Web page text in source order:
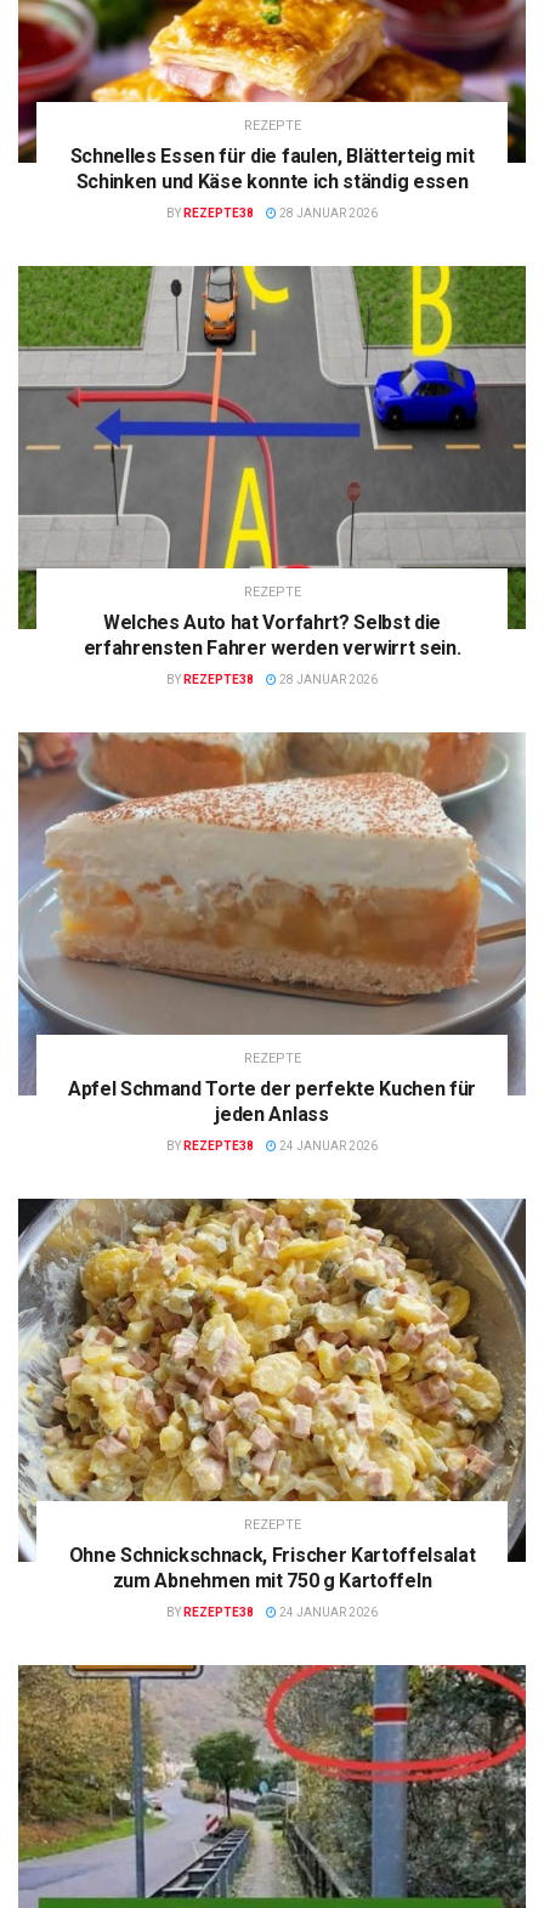
REZEPTE
Schnelles Essen für die faulen, Blätterteig mit
Schinken und Käse konnte ich ständig essen
BY REZEPTE38 28 JANUAR 2026
REZEPTE
Welches Auto hat Vorfahrt? Selbst die
erfahrensten Fahrer werden verwirrt sein.
BY REZEPTE38 28 JANUAR 2026
REZEPTE
Apfel Schmand Torte der perfekte Kuchen für
jeden Anlass
BY REZEPTE38 24 JANUAR 2026
REZEPTE
Ohne Schnickschnack, Frischer Kartoffelsalat
zum Abnehmen mit 750 g Kartoffeln
BY REZEPTE38 24 JANUAR 2026